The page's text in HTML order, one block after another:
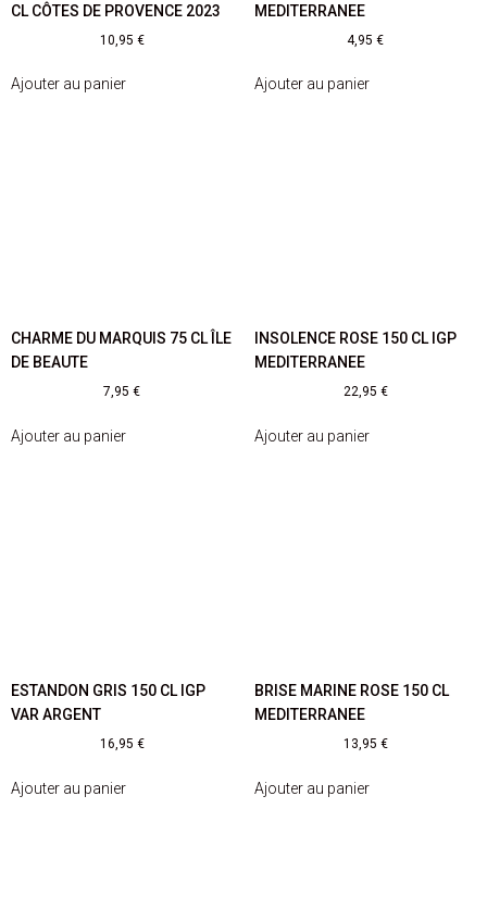
CL CÔTES DE PROVENCE 2023
10,95 €
Ajouter au panier
MEDITERRANEE
4,95 €
Ajouter au panier
CHARME DU MARQUIS 75 CL ÎLE
DE BEAUTE
7,95 €
Ajouter au panier
INSOLENCE ROSE 150 CL IGP
MEDITERRANEE
22,95 €
Ajouter au panier
ESTANDON GRIS 150 CL IGP
VAR ARGENT
16,95 €
Ajouter au panier
BRISE MARINE ROSE 150 CL
MEDITERRANEE
13,95 €
Ajouter au panier